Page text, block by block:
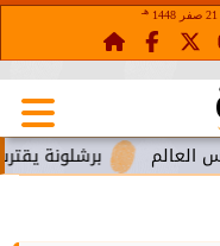
21 صفر 1448 هـ
برشلونة يقترب من